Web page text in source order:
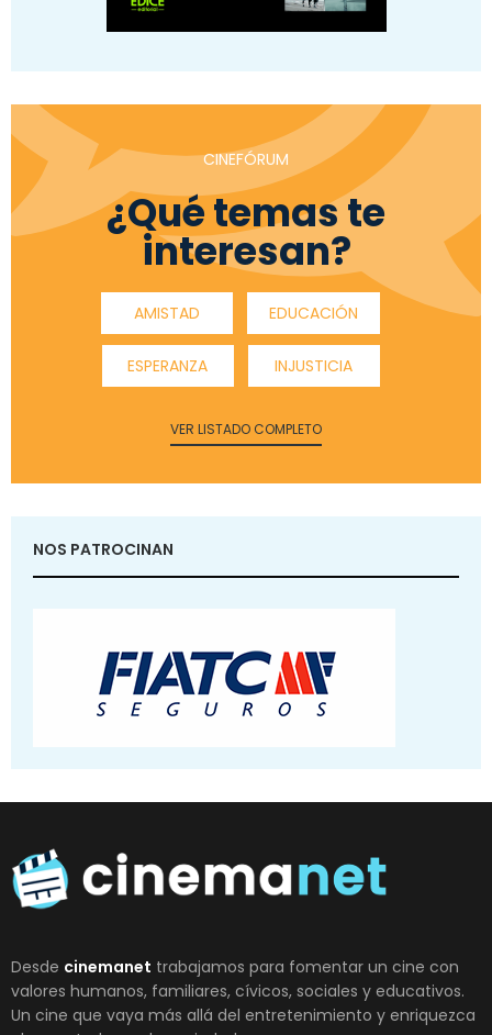
CINEFÓRUM
¿Qué temas te
interesan?
AMISTAD EDUCACIÓN
ESPERANZA INJUSTICIA
VER LISTADO COMPLETO
NOS PATROCINAN
Desde cinemanet trabajamos para fomentar un cine con
valores humanos, familiares, cívicos, sociales y educativos.
Un cine que vaya más allá del entretenimiento y enriquezca